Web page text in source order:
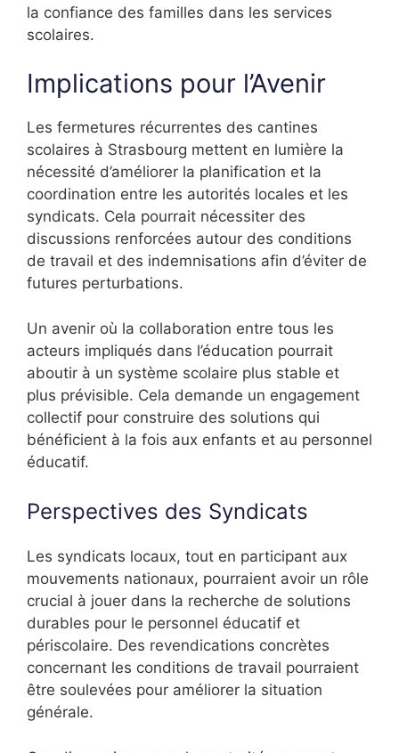
la confiance des familles dans les services
scolaires.
Implications pour l’Avenir
Les fermetures récurrentes des cantines
scolaires à Strasbourg mettent en lumière la
nécessité d’améliorer la planification et la
coordination entre les autorités locales et les
syndicats. Cela pourrait nécessiter des
discussions renforcées autour des conditions
de travail et des indemnisations afin d’éviter de
futures perturbations.
Un avenir où la collaboration entre tous les
acteurs impliqués dans l’éducation pourrait
aboutir à un système scolaire plus stable et
plus prévisible. Cela demande un engagement
collectif pour construire des solutions qui
bénéficient à la fois aux enfants et au personnel
éducatif.
Perspectives des Syndicats
Les syndicats locaux, tout en participant aux
mouvements nationaux, pourraient avoir un rôle
crucial à jouer dans la recherche de solutions
durables pour le personnel éducatif et
périscolaire. Des revendications concrètes
concernant les conditions de travail pourraient
être soulevées pour améliorer la situation
générale.